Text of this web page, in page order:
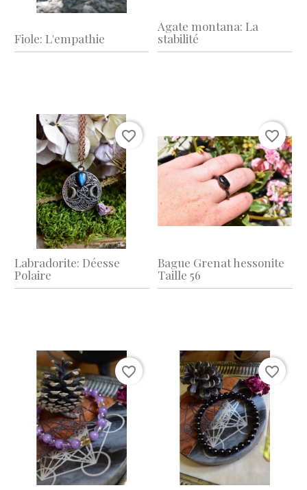
Fiole: L'empathie
Agate montana: La
stabilité
Labradorite: Déesse
Polaire
favorite_border
Bague Grenat hessonite
Taille 56
favorite_border
favorite_border favorite_border